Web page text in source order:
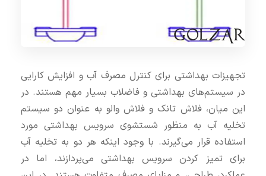
تجهیزات بهداشتی برای کنترل مصرف آب و افزایش کارایی
در سیستم‌های بهداشتی و فاضلاب بسیار مهم هستند. در
این میان، فلاش تانک و فلاش والو به عنوان دو سیستم
تخلیه آب به منظور شستشوی سرویس بهداشتی مورد
استفاده قرار می‌گیرند. با وجود اینکه هر دو به تخلیه آب
برای تمیز کردن سرویس بهداشتی می‌پردازند، اما در